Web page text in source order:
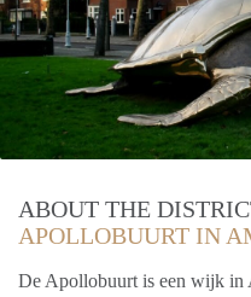
ABOUT THE
APOLLOBUURT IN
De Apollobuurt is een wijk in